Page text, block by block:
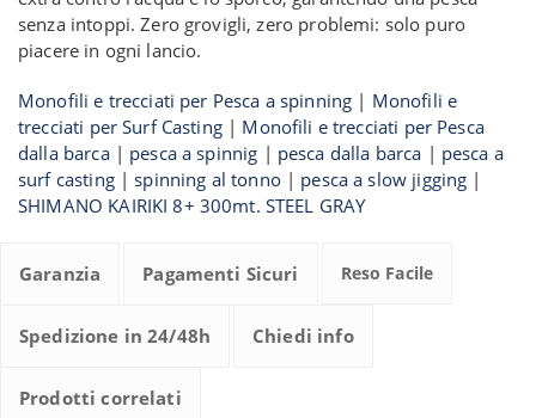
senza intoppi. Zero grovigli, zero problemi: solo puro
piacere in ogni lancio.
Monofili e trecciati per Pesca a spinning | Monofili e
trecciati per Surf Casting| Monofili e trecciati per Pesca
dalla barca| pesca a spinnig | pesca dalla barca | pesca a
surf casting|spinning al tonno| pesca a slow jigging |
SHIMANO KAIRIKI 8+ 300mt. STEEL GRAY
Garanzia Pagamenti Sicuri Reso Facile
Spedizione in 24/48h Chiedi info
Prodotti correlati